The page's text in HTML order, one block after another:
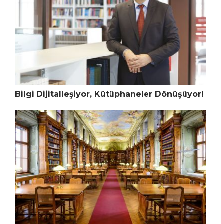
Bilgi Dijitalleşiyor, Kütüphaneler Dönüşüyor!